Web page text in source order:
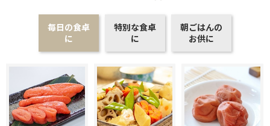
毎日の食卓
に
特別な食卓
に
朝ごはんの
お供に